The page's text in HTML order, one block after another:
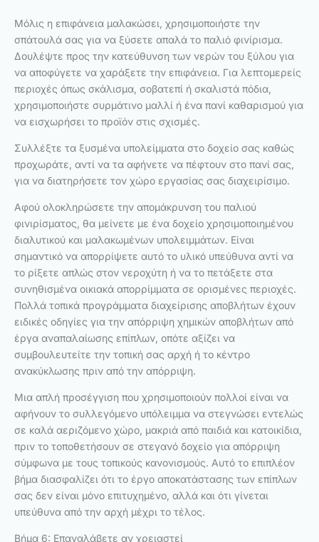
Μόλις η επιφάνεια μαλακώσει, χρησιμοποιήστε την
σπάτουλά σας για να ξύσετε απαλά το παλιό φινίρισμα.
Δουλέψτε προς την κατεύθυνση των νερών του ξύλου για
να αποφύγετε να χαράξετε την επιφάνεια. Για λεπτομερείς
περιοχές όπως σκάλισμα, σοβατεπί ή σκαλιστά πόδια,
χρησιμοποιήστε συρμάτινο μαλλί ή ένα πανί καθαρισμού για
να εισχωρήσει το προϊόν στις σχισμές.
Συλλέξτε τα ξυσμένα υπολείμματα στο δοχείο σας καθώς
προχωράτε, αντί να τα αφήνετε να πέφτουν στο πανί σας,
για να διατηρήσετε τον χώρο εργασίας σας διαχειρίσιμο.
Αφού ολοκληρώσετε την απομάκρυνση του παλιού
φινιρίσματος, θα μείνετε με ένα δοχείο χρησιμοποιημένου
διαλυτικού και μαλακωμένων υπολειμμάτων. Είναι
σημαντικό να απορρίψετε αυτό το υλικό υπεύθυνα αντί να
το ρίξετε απλώς στον νεροχύτη ή να το πετάξετε στα
συνηθισμένα οικιακά απορρίμματα σε ορισμένες περιοχές.
Πολλά τοπικά προγράμματα διαχείρισης αποβλήτων έχουν
ειδικές οδηγίες για την απόρριψη χημικών αποβλήτων από
έργα αναπαλαίωσης επίπλων, οπότε αξίζει να
συμβουλευτείτε την τοπική σας αρχή ή το κέντρο
ανακύκλωσης πριν από την απόρριψη.
Μια απλή προσέγγιση που χρησιμοποιούν πολλοί είναι να
αφήνουν το συλλεγόμενο υπόλειμμα να στεγνώσει εντελώς
σε καλά αεριζόμενο χώρο, μακριά από παιδιά και κατοικίδια,
πριν το τοποθετήσουν σε στεγανό δοχείο για απόρριψη
σύμφωνα με τους τοπικούς κανονισμούς. Αυτό το επιπλέον
βήμα διασφαλίζει ότι το έργο αποκατάστασης των επίπλων
σας δεν είναι μόνο επιτυχημένο, αλλά και ότι γίνεται
υπεύθυνα από την αρχή μέχρι το τέλος.
Βήμα 6: Επαναλάβετε αν χρειαστεί